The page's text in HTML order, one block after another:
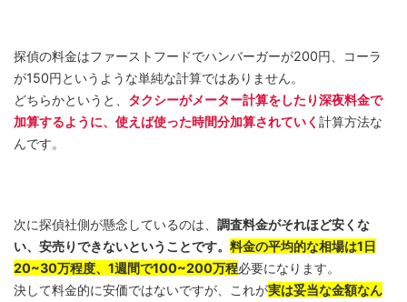
探偵の料金はファーストフードでハンバーガーが200円、コーラ
が150円というような単純な計算ではありません。
どちらかというと、 タクシーがメーター計算をしたり深夜料金で
加算するように、使えば使った時間分加算されていく 計算方法な
んです。
次に探偵社側が懸念しているのは、 調査料金がそれほど安くな
い、安売りできないということです。 料金の平均的な相場は1日
20~30万程度、1週間で100~200万程必要になります。
決して料金的に安価ではないですが、これが実は妥当な金額なん